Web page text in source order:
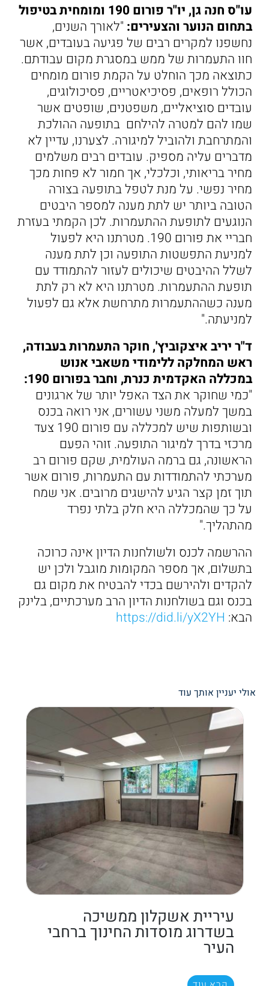
עו"ס חנה גן, יו"ר פורום 190 ומומחית בטיפול
בתחום הנוער והצעירים: "לאורך השנים,
נחשפנו למקרים רבים של פגיעה בעובדים, אשר
חוו התעמרות של ממש במסגרת מקום עבודתם.
כתוצאה מכך הוחלט על הקמת פורום מומחים
הכולל רופאים, פסיכיאטריים, פסיכולוגים,
עובדים סוציאליים, משפטנים, שופטים אשר
שמו להם למטרה להילחם בתופעה ההולכת
והמתרחבת ולהוביל למיגורה. לצערנו, עדיין לא
מדברים עליה מספיק. עובדים רבים משלמים
מחיר בריאותי, וכלכלי, אך חמור לא פחות מכך
מחיר נפשי. על מנת לטפל בתופעה בצורה
הטובה ביותר יש לתת מענה למספר היבטים
הנוגעים לתופעת ההתעמרות. לכן הקמתי בעזרת
חבריי את פורום 190. מטרתנו היא לפעול
למניעת התפשטות התופעה וכן לתת מענה
לשלל ההיבטים שיכולים לעזור להתמודד עם
תופעת ההתעמרות. מטרתנו היא לא רק לתת
מענה כשההתעמרות מתרחשת אלא גם לפעול
למניעתה."
ד"ר יריב איצקוביץ', חוקר התעמרות בעבודה,
ראש המחלקה ללימודי משאבי אנוש
במכללה האקדמית כנרת, וחבר בפורום 190:
"כמי שחוקר את הצד האפל יותר של ארגונים
במשך למעלה משני עשורים, אני רואה בכנס
ובשותפות שיש למכללה עם פורום 190 צעד
מרכזי בדרך למיגור התופעה. זוהי הפעם
הראשונה, גם ברמה העולמית, שקם פורום רב
מערכתי להתמודדות עם התעמרות, פורום אשר
תוך זמן קצר הגיע להישגים מרובים. אני שמח
על כך שהמכללה היא חלק בלתי נפרד
מהתהליך."
ההרשמה לכנס ולשולחנות הדיון אינה כרוכה
בתשלום, אך מספר המקומות מוגבל ולכן יש
להקדים ולהירשם בכדי להבטיח את מקום גם
בכנס וגם בשולחנות הדיון הרב מערכתיים, בלינק
הבא: https://did.li/yX2YH
אולי יעניין אותך עוד
עיריית אשקלון ממשיכה
בשדרוג מוסדות החינוך ברחבי
העיר